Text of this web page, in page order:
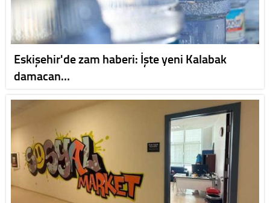
Eskişehir'de zam haberi: İşte yeni Kalabak
damacan…